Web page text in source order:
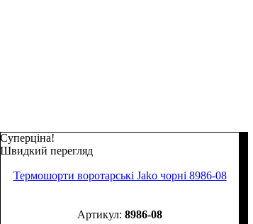
Суперціна!
Швидкий перегляд
Термошорти воротарські Jako чорні 8986-08
8986-08